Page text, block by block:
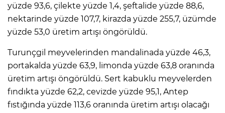
yüzde 93,6, çilekte yüzde 1,4, şeftalide yüzde 88,6,
nektarinde yüzde 107,7, kirazda yüzde 255,7, üzümde
yüzde 53,0 üretim artışı öngörüldü.
Turunçgil meyvelerinden mandalinada yüzde 46,3,
portakalda yüzde 63,9, limonda yüzde 63,8 oranında
üretim artışı öngörüldü. Sert kabuklu meyvelerden
fındıkta yüzde 62,2, cevizde yüzde 95,1, Antep
fıstığında yüzde 113,6 oranında üretim artışı olacağı